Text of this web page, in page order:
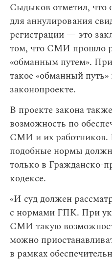
Сыдыков отметил, что
для аннулирования
регистрации — это
том, что СМИ прошло
«обманным путем».
такое «обманный
законопроекте.
В проекте закона
возможность по
СМИ и их работников.
подобные нормы
только в Гражданско-
кодексе.
«И суд должен
с нормами ГПК. При
СМИ такую
можно
в рамках